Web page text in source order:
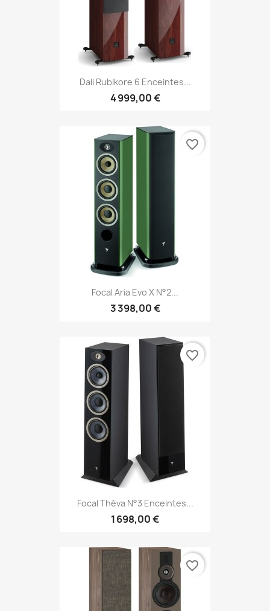
Dali Rubikore 6 Enceintes...
4 999,00 €
Focal Aria Evo X N°2...
3 398,00 €
favorite_border
Focal Théva N°3 Enceintes...
1 698,00 €
favorite_border
favorite_border